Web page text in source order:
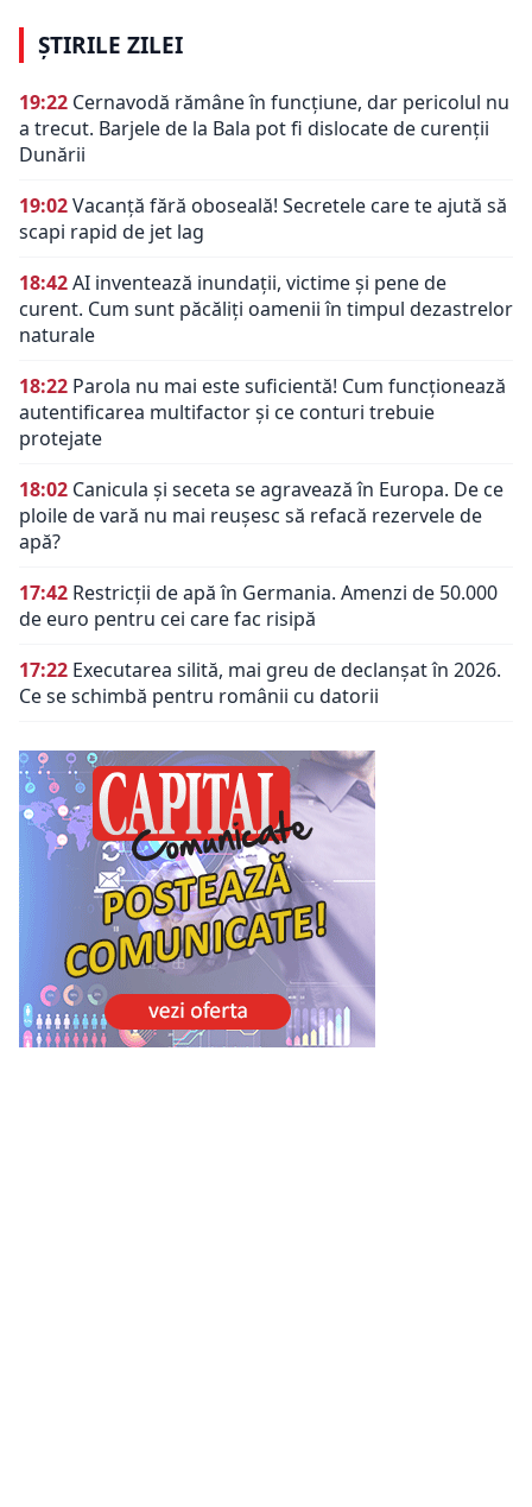
ȘTIRILE ZILEI
19:22 Cernavodă rămâne în funcțiune, dar pericolul nu
a trecut. Barjele de la Bala pot fi dislocate de curenții
Dunării
19:02Vacanță fără oboseală! Secretele care te ajută să
scapi rapid de jet lag
18:42AI inventează inundații, victime și pene de
curent. Cum sunt păcăliți oamenii în timpul dezastrelor
naturale
18:22 Parola nu mai este suficientă! Cum funcționează
autentificarea multifactor și ce conturi trebuie
protejate
18:02 Canicula și seceta se agravează în Europa. De ce
ploile de vară nu mai reușesc să refacă rezervele de
apă?
17:42 Restricții de apă în Germania. Amenzi de 50.000
de euro pentru cei care fac risipă
17:22 Executarea silită, mai greu de declanșat în 2026.
Ce se schimbă pentru românii cu datorii